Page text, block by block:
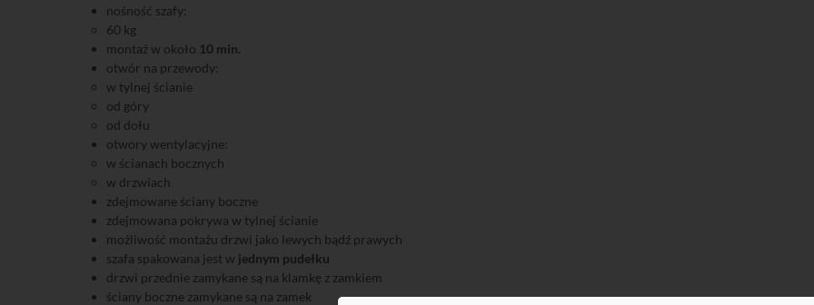
nośność szafy:
60 kg
montaż w około 10 min.
otwór na przewody:
w tylnej ścianie
od góry
od dołu
otwory wentylacyjne:
w ścianach bocznych
w drzwiach
zdejmowane ściany boczne
zdejmowana pokrywa w tylnej ścianie
możliwość montażu drzwi jako lewych bądź prawych
szafa spakowana jest w jednym pudełku
drzwi przednie zamykane są na klamkę z zamkiem
ściany boczne zamykane są na zamek